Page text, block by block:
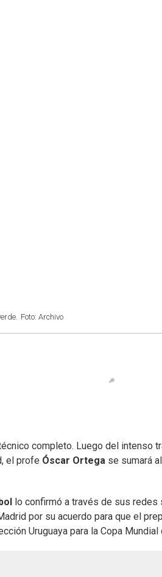
Foto: Archivo
completo. Luego del intenso
el profe Óscar Ortega se sumará
lo confirmó a través de sus
por su acuerdo para que el
Uruguaya para la Copa